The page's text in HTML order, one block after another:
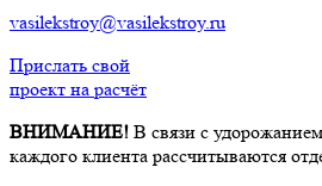
vasilekstroy@vasilekstroy.ru
Прислать свой
проект на расчёт
ВНИМАНИЕ! В связи с
каждого клиента рассчитываются